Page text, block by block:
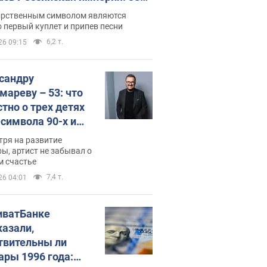
рассказывают в школе
символом являются
первый куплет и припев песни
09:15 6,2 т.
– 53: что
о трех детях
90-х и
выглядят
на развитие
артист не забывал о
счастье
04:01 7,4 т.
ли
1996 года: